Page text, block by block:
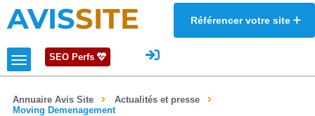
AVISSITE Référencer votre site
SEO Perfs
Annuaire Avis Site
Actualités et presse
Moving Demenagement